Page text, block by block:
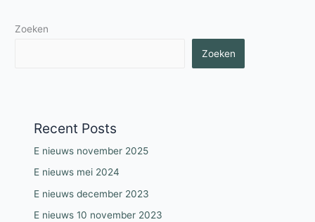
Zoeken
Zoeken
Recent Posts
E nieuws november 2025
E nieuws mei 2024
E nieuws december 2023
E nieuws 10 november 2023